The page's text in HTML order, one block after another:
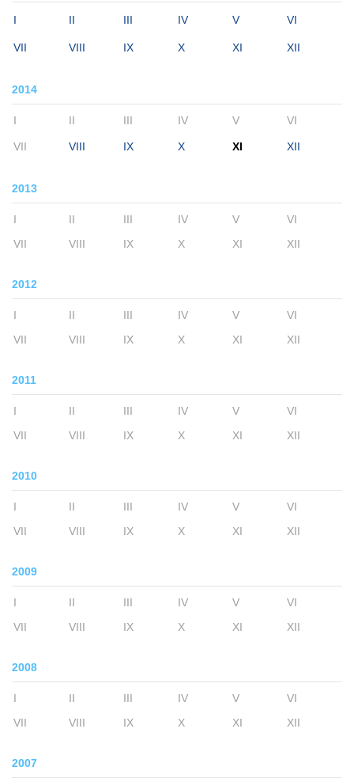
I II III IV V VI
VII VIII IX X XI XII
2014
I II III IV V VI
VII VIII IX X XI XII
2013
I II III IV V
VI
VII
VIII IX X XI XII
2012
I II III IV V
VI
VII
VIII IX X XI XII
2011
I II III IV V
VI
VII
VIII IX X XI XII
2010
I II III IV V
VI
VII
VIII IX X XI XII
2009
I II III IV V
VI
VII
VIII IX X XI XII
2008
I II III IV V
VI
VII
VIII IX X XI XII
2007